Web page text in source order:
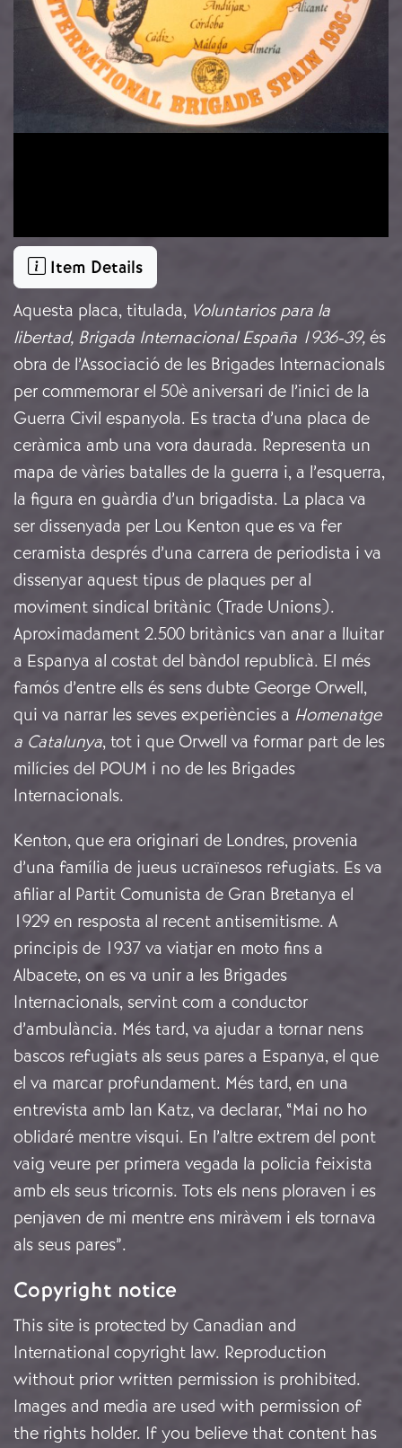
Item Details
Aquesta placa, titulada, Voluntarios para la
libertad, Brigada Internacional España 1936-39, és
obra de l’Associació de les Brigades Internacionals
per commemorar el 50è aniversari de l’inici de la
Guerra Civil espanyola. Es tracta d’una placa de
ceràmica amb una vora daurada. Representa un
mapa de vàries batalles de la guerra i, a l’esquerra,
la figura en guàrdia d’un brigadista. La placa va
ser dissenyada per Lou Kenton que es va fer
ceramista després d’una carrera de periodista i va
dissenyar aquest tipus de plaques per al
moviment sindical britànic (Trade Unions).
Aproximadament 2.500 britànics van anar a lluitar
a Espanya al costat del bàndol republicà. El més
famós d’entre ells és sens dubte George Orwell,
qui va narrar les seves experiències a Homenatge
a Catalunya, tot i que Orwell va formar part de les
milícies del POUM i no de les Brigades
Internacionals.
Kenton, que era originari de Londres, provenia
d’una família de jueus ucraïnesos refugiats. Es va
afiliar al Partit Comunista de Gran Bretanya el
1929 en resposta al recent antisemitisme. A
principis de 1937 va viatjar en moto fins a
Albacete, on es va unir a les Brigades
Internacionals, servint com a conductor
d’ambulància. Més tard, va ajudar a tornar nens
bascos refugiats als seus pares a Espanya, el que
el va marcar profundament. Més tard, en una
entrevista amb Ian Katz, va declarar, “Mai no ho
oblidaré mentre visqui. En l’altre extrem del pont
vaig veure per primera vegada la policia feixista
amb els seus tricornis. Tots els nens ploraven i es
penjaven de mi mentre ens miràvem i els tornava
als seus pares”.
Copyright notice
This site is protected by Canadian and
International copyright law. Reproduction
without prior written permission is prohibited.
Images and media are used with permission of
the rights holder. If you believe that content has